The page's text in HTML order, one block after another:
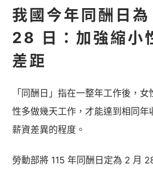
我國今年同酬日為
28 日：加強縮小
差距
「同酬日」指在一整年工作後，
性多做幾天工作，才能達到相同年
薪資差異的程度。
勞動部將 115 年同酬日定為 2 月